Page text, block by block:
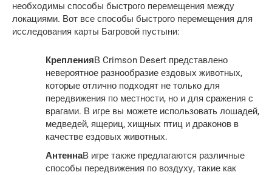
необходимы способы быстрого перемещения между
локациями. Вот все способы быстрого перемещения для
исследования карты Багровой пустыни:
КрепленияВ Crimson Desert представлено
невероятное разнообразие ездовых животных,
которые отлично подходят не только для
передвижения по местности, но и для сражения с
врагами. В игре вы можете использовать лошадей,
медведей, ящериц, хищных птиц и драконов в
качестве ездовых животных.
АнтеннаВ игре также предлагаются различные
способы передвижения по воздуху, такие как